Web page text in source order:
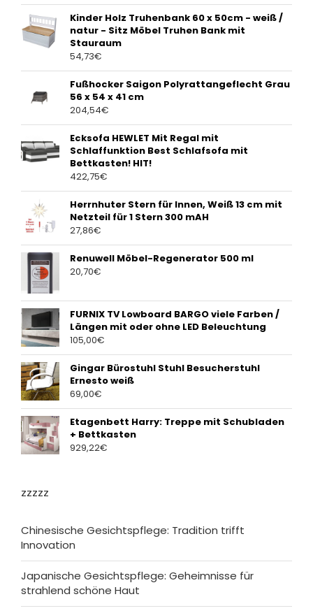
Kinder Holz Truhenbank 60 x 50cm - weiß /
natur - Sitz Möbel Truhen Bank mit
Stauraum
54,73€
Fußhocker Saigon Polyrattangeflecht Grau
56 x 54 x 41 cm
204,54€
Ecksofa HEWLET Mit Regal mit
Schlaffunktion Best Schlafsofa mit
Bettkasten! HIT!
422,75€
Herrnhuter Stern für Innen, Weiß 13 cm mit
Netzteil für 1 Stern 300 mAH
27,86€
Renuwell Möbel-Regenerator 500 ml
20,70€
FURNIX TV Lowboard BARGO viele Farben /
Längen mit oder ohne LED Beleuchtung
105,00€
Gingar Bürostuhl Stuhl Besucherstuhl
Ernesto weiß
69,00€
Etagenbett Harry: Treppe mit Schubladen
+ Bettkasten
929,22€
zzzzz
Chinesische Gesichtspflege: Tradition trifft
Innovation
Japanische Gesichtspflege: Geheimnisse für
strahlend schöne Haut